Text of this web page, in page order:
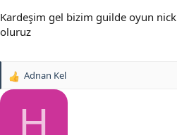
Kardeşim gel bizim guilde oyun nick:
oluruz
T
e
Adnan Kel
H